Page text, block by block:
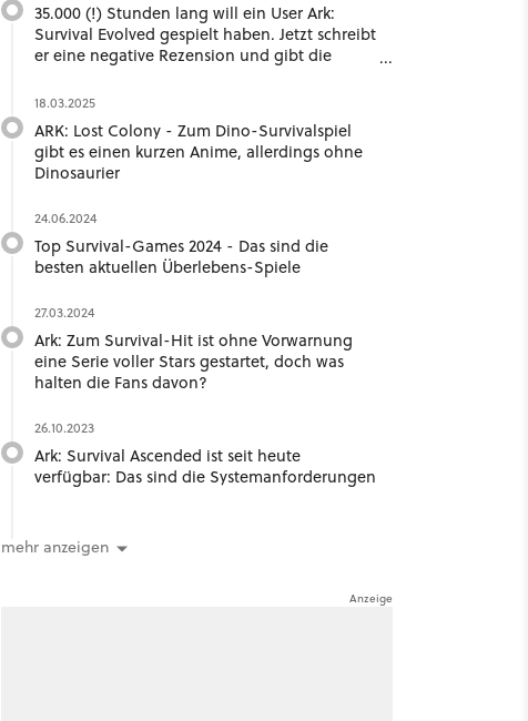
35.000 (!) Stunden lang will ein User Ark:
Survival Evolved gespielt haben. Jetzt schreibt
er eine negative Rezension und gibt die
18.03.2025
ARK: Lost Colony - Zum Dino-Survivalspiel
gibt es einen kurzen Anime, allerdings ohne
Dinosaurier
24.06.2024
Top Survival-Games 2024 - Das sind die
besten aktuellen Überlebens-Spiele
27.03.2024
Ark: Zum Survival-Hit ist ohne Vorwarnung
eine Serie voller Stars gestartet, doch was
halten die Fans davon?
26.10.2023
Ark: Survival Ascended ist seit heute
verfügbar: Das sind die Systemanforderungen
mehr anzeigen